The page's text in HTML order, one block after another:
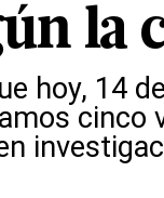
la
hoy, 14
cinco